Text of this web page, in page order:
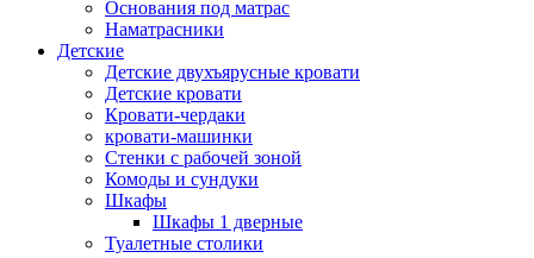
Основания под матрас
Наматрасники
Детские
Детские двухъярусные кровати
Детские кровати
Кровати-чердаки
кровати-машинки
Стенки с рабочей зоной
Комоды и сундуки
Шкафы
Шкафы 1 дверные
Туалетные столики